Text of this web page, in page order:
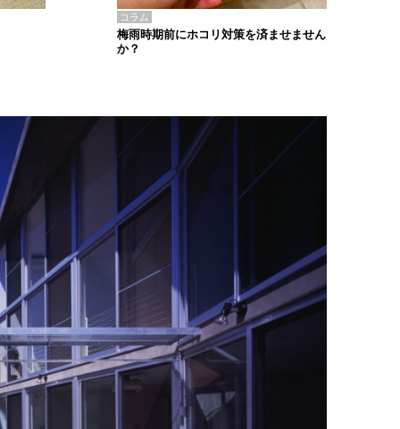
コラム
梅雨時期前にホコリ対策を済ませません
か？